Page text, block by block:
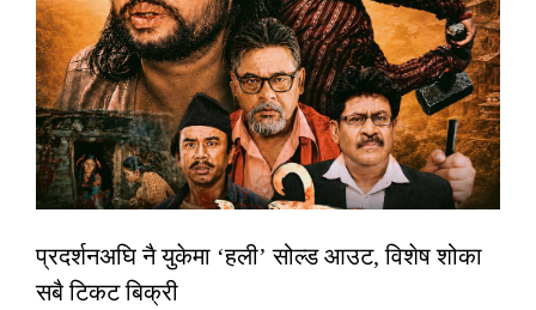
प्रदर्शनअघि नै युकेमा ‘हली’ सोल्ड आउट, विशेष शोका
सबै टिकट बिक्री